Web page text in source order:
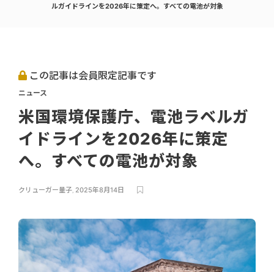
ルガイドラインを2026年に策定へ。すべての電池が対象
この記事は会員限定記事です
ニュース
米国環境保護庁、電池ラベルガ
イドラインを2026年に策定
へ。すべての電池が対象
クリューガー量子, 2025年8月14日